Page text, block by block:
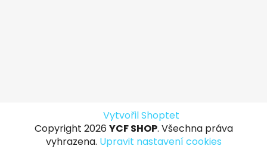
Vytvořil Shoptet
Copyright 2026 YCF SHOP. Všechna práva
vyhrazena. Upravit nastavení cookies